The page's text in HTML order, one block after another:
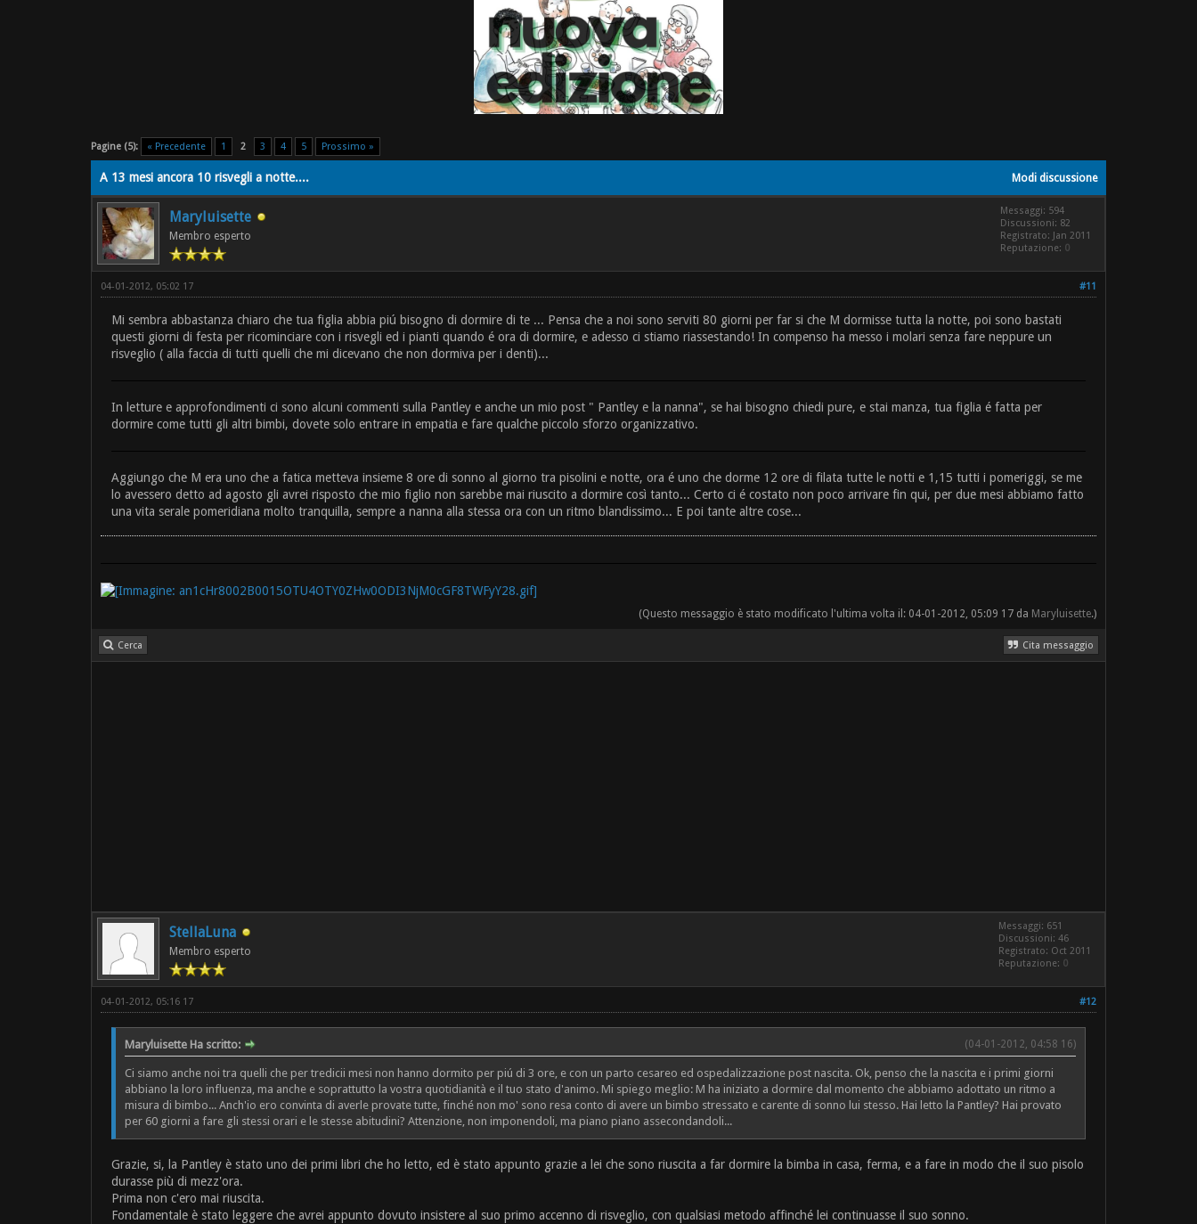
Pagine (5): « Precedente 1 2 3 4 5 Prossimo »
Modi discussione
A 13 mesi ancora 10 risvegli a notte....
Maryluisette
Membro esperto
Messaggi: 594
Discussioni: 82
Registrato: Jan 2011
Reputazione: 0
#11
04-01-2012, 05:02 17
Mi sembra abbastanza chiaro che tua figlia abbia piú bisogno di dormire di te ... Pensa che a noi sono serviti 80 giorni per far si che M dormisse tutta la notte, poi sono bastati
questi giorni di festa per ricominciare con i risvegli ed i pianti quando é ora di dormire, e adesso ci stiamo riassestando! In compenso ha messo i molari senza fare neppure un
risveglio ( alla faccia di tutti quelli che mi dicevano che non dormiva per i denti)...
In letture e approfondimenti ci sono alcuni commenti sulla Pantley e anche un mio post " Pantley e la nanna", se hai bisogno chiedi pure, e stai manza, tua figlia é fatta per
dormire come tutti gli altri bimbi, dovete solo entrare in empatia e fare qualche piccolo sforzo organizzativo.
Aggiungo che M era uno che a fatica metteva insieme 8 ore di sonno al giorno tra pisolini e notte, ora é uno che dorme 12 ore di filata tutte le notti e 1,15 tutti i pomeriggi, se me
lo avessero detto ad agosto gli avrei risposto che mio figlio non sarebbe mai riuscito a dormire così tanto... Certo ci é costato non poco arrivare fin qui, per due mesi abbiamo fatto
una vita serale pomeridiana molto tranquilla, sempre a nanna alla stessa ora con un ritmo blandissimo... E poi tante altre cose...
(Questo messaggio è stato modificato l'ultima volta il: 04-01-2012, 05:09 17 da Maryluisette.)
Cerca Cita messaggio
StellaLuna
Membro esperto
Messaggi: 651
Discussioni: 46
Registrato: Oct 2011
Reputazione: 0
#12
04-01-2012, 05:16 17
(04-01-2012, 04:58 16)
Maryluisette Ha scritto:
Ci siamo anche noi tra quelli che per tredicii mesi non hanno dormito per piú di 3 ore, e con un parto cesareo ed ospedalizzazione post nascita. Ok, penso che la nascita e i primi giorni
abbiano la loro influenza, ma anche e soprattutto la vostra quotidianità e il tuo stato d'animo. Mi spiego meglio: M ha iniziato a dormire dal momento che abbiamo adottato un ritmo a
misura di bimbo... Anch'io ero convinta di averle provate tutte, finché non mo' sono resa conto di avere un bimbo stressato e carente di sonno lui stesso. Hai letto la Pantley? Hai provato
per 60 giorni a fare gli stessi orari e le stesse abitudini? Attenzione, non imponendoli, ma piano piano assecondandoli...
Grazie, si, la Pantley è stato uno dei primi libri che ho letto, ed è stato appunto grazie a lei che sono riuscita a far dormire la bimba in casa, ferma, e a fare in modo che il suo pisolo
durasse più di mezz'ora.
Prima non c'ero mai riuscita.
Fondamentale è stato leggere che avrei appunto dovuto insistere al suo primo accenno di risveglio, con qualsiasi metodo affinché lei continuasse il suo sonno.